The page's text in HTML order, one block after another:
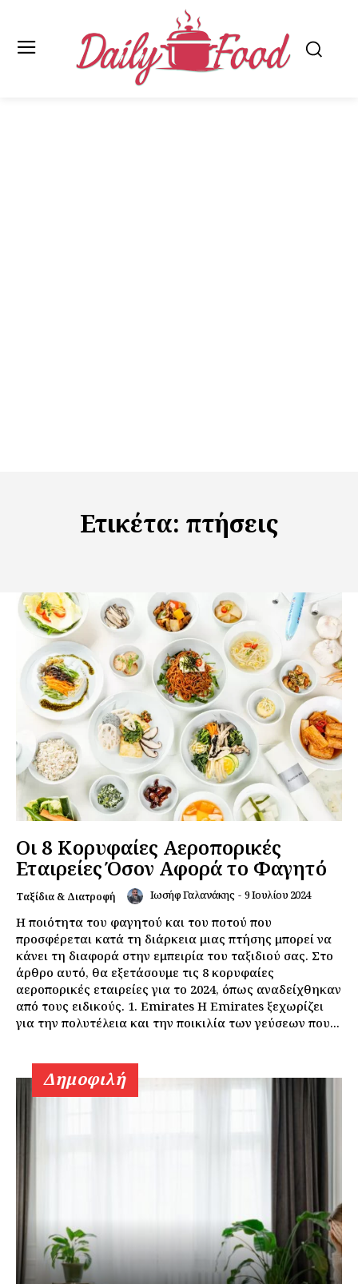
Ετικέτα: πτήσεις
Οι 8 Κορυφαίες Αεροπορικές
Εταιρείες Όσον Αφορά το Φαγητό
Ταξίδια & Διατροφή Ιωσήφ Γαλανάκης - 9 Ιουλίου 2024
Η ποιότητα του φαγητού και του ποτού που
προσφέρεται κατά τη διάρκεια μιας πτήσης μπορεί να
κάνει τη διαφορά στην εμπειρία του ταξιδιού σας. Στο
άρθρο αυτό, θα εξετάσουμε τις 8 κορυφαίες
αεροπορικές εταιρείες για το 2024, όπως αναδείχθηκαν
από τους ειδικούς. 1. Emirates Η Emirates ξεχωρίζει
για την πολυτέλεια και την ποικιλία των γεύσεων που...
Δημοφιλή